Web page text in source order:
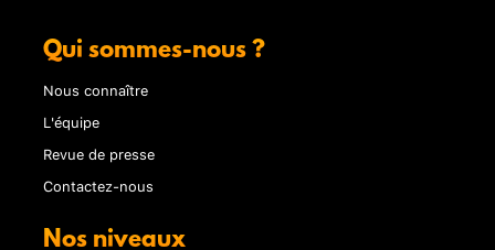
Qui sommes-nous ?
Nous connaître
L'équipe
Revue de presse
Contactez-nous
Nos niveaux